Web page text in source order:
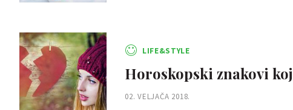
LIFE&STYLE
Horoskopski znakovi
02. VELJAČA 2018.